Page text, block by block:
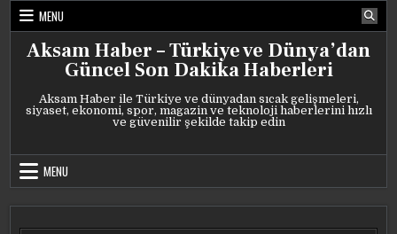
Skip
content
MENU
Aksam Haber – Türkiye ve Dünya’dan
Güncel Son Dakika Haberleri
Aksam Haber ile Türkiye ve dünyadan sıcak gelişmeleri,
siyaset, ekonomi, spor, magazin ve teknoloji haberlerini hızlı
ve güvenilir şekilde takip edin
MENU